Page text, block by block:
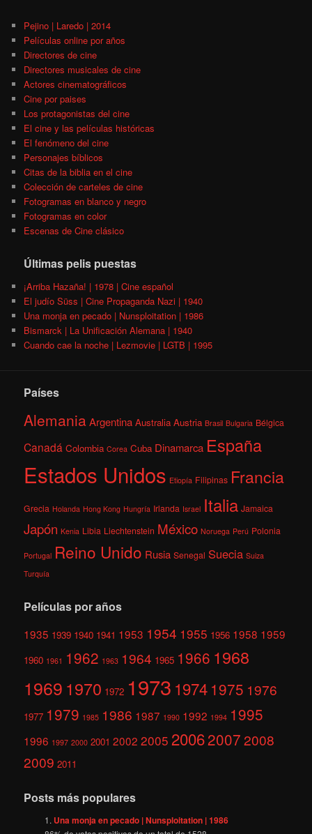
Pejino | Laredo | 2014
Películas online por años
Directores de cine
Directores musicales de cine
Actores cinematográficos
Cine por paises
Los protagonistas del cine
El cine y las películas históricas
El fenómeno del cine
Personajes bíblicos
Citas de la biblia en el cine
Colección de carteles de cine
Fotogramas en blanco y negro
Fotogramas en color
Escenas de Cine clásico
Últimas pelis puestas
¡Arriba Hazaña! | 1978 | Cine español
El judío Süss | Cine Propaganda Nazi | 1940
Una monja en pecado | Nunsploitation | 1986
Bismarck | La Unificación Alemana | 1940
Cuando cae la noche | Lezmovie | LGTB | 1995
Países
AlemaniaArgentina Australia Austria Brasil Bulgaria Bélgica
Canadá Colombia Corea Cuba Dinamarca España
Estados Unidos Etiopía Filipinas Francia
Grecia Holanda Hong Kong Hungría Irlanda Israel Italia Jamaica
Japón Kenia Libia Liechtenstein México Noruega Perú Polonia
Portugal Reino Unido Rusia Senegal Suecia Suiza
Turquía
Películas por años
1935 1939 1940 1941 1953 1954 1955 1956 1958 1959
1960 1961 1962 1963 1964 1965 1966 1968
1969 1970 1972 1973 1974 1975 1976
1977 1979 1985 1986 1987 1990 1992 1994 1995
1996 1997 2000 2001 2002 2005 200620072008
2009 2011
Posts más populares
Una monja en pecado | Nunsploitation | 1986